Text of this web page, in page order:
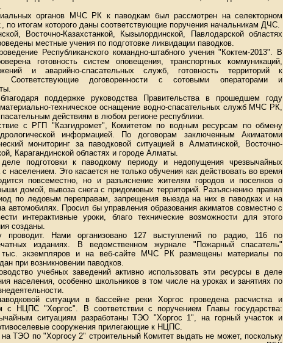
органов МЧС РК к паводкам был рассмотрен на селекторном
по итогам которого даны соответствующие поручения начальникам ДЧС.
Восточно-Казахстанкой, Кызылординской, Павлодарской областях
местные учения по подготовке ликвидации паводков.
Республиканского командно-штабного учения "Коктем-2013". В
готовность систем оповещения, транспортных коммуникаций,
и аварийно-спасательных служб, готовность территорий к
Соответствующие договоренности с сотовыми операторами и
поддержке руководства Правительства в прошедшем году
техническое оснащение водно-спасательных служб МЧС РК,
действиям в любом регионе республики.
с РГП "Казгидромет", Комитетом по водным ресурсам по обмену
информацией. По договорам заключенным Акиматоми
мониторинг за паводковой ситуацией в Алматинской, Восточно-
Карагандинской областях и городе Алматы.
подготовки к паводкому периоду и недопущения чрезвычайных
с населением. Это касается не только обучения как действовать во время
повсеместно, но и разъяснение жителям городов и поселков о
домой, вывоза снега с придомовых территорий. Разъяснению правил
по ледовым переправам, запрещения выезда на них в паводках и на
автомобилях. Просил бы управления образования акиматов совместно с
интерактивные уроки, благо технические возможности для этого
созданы.
Нами организовано 127 выступлений по радио, 116 по
изданиях. В ведомственном журнале "Пожарный спасатель"
экземпляров и на веб-сайте МЧС РК размещены материалы по
при возникновении паводков.
учебных заведений активно использовать эти ресурсы в деле
населения, особенно школьников в том числе на уроках и занятиях по
ситуации в бассейне реки Хоргос проведена расчистка и
с НЦПС "Хоргос". В соответствии с поручением Главы государства:
ситуациям разработаны ТЭО "Хоргос 1", на горный участок и
сооружения прилегающие к НЦПС.
ТЭО по "Хоргосу 2" строительный Комитет выдать не может, поскольку